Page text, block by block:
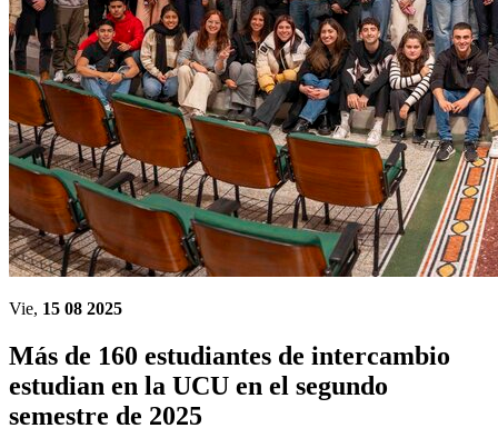
Vie, 15 08 2025
Más de 160 estudiantes de intercambio
estudian en la UCU en el segundo
semestre de 2025